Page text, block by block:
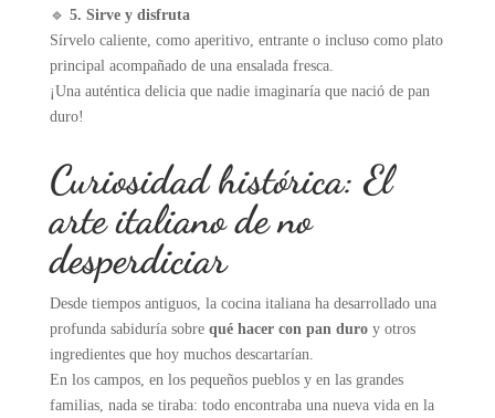
🔹 5. Sirve y disfruta
Sírvelo caliente, como aperitivo, entrante o incluso como plato
principal acompañado de una ensalada fresca.
¡Una auténtica delicia que nadie imaginaría que nació de pan
duro!
Curiosidad histórica: El
arte italiano de no
desperdiciar
Desde tiempos antiguos, la cocina italiana ha desarrollado una
profunda sabiduría sobre qué hacer con pan duroy otros
ingredientes que hoy muchos descartarían.
En los campos, en los pequeños pueblos y en las grandes
familias, nada se tiraba: todo encontraba una nueva vida en la